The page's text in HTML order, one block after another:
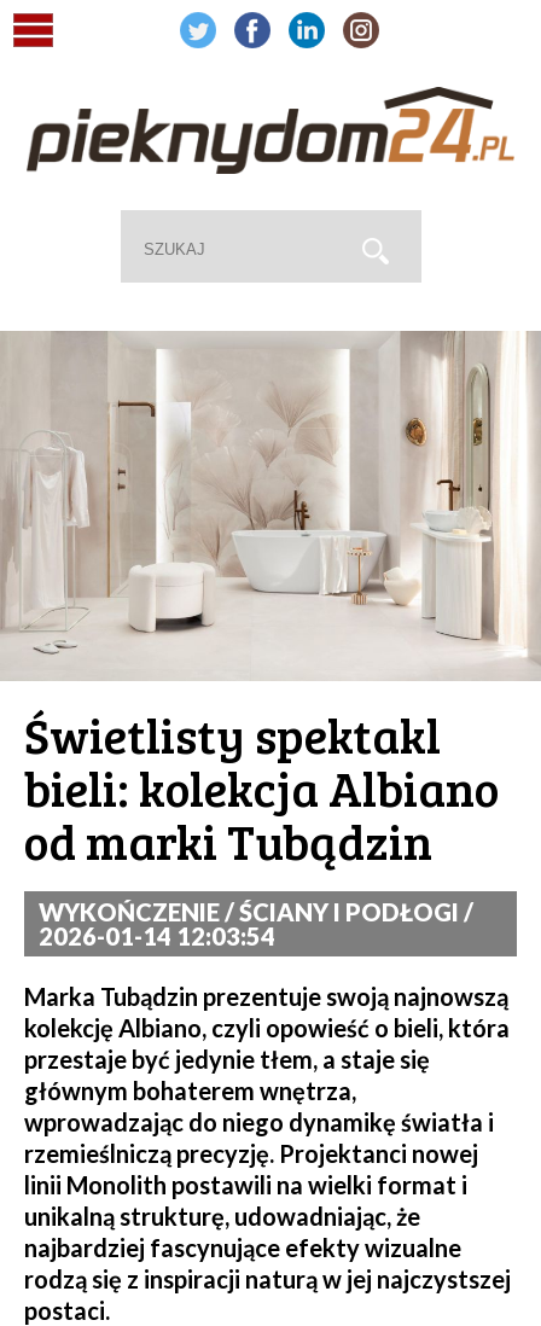
Świetlisty spektakl
bieli: kolekcja Albiano
od marki Tubądzin
WYKOŃCZENIE / ŚCIANY I PODŁOGI /
2026-01-14 12:03:54
Marka Tubądzin prezentuje swoją najnowszą
kolekcję Albiano, czyli opowieść o bieli, która
przestaje być jedynie tłem, a staje się
głównym bohaterem wnętrza,
wprowadzając do niego dynamikę światła i
rzemieślniczą precyzję. Projektanci nowej
linii Monolith postawili na wielki format i
unikalną strukturę, udowadniając, że
najbardziej fascynujące efekty wizualne
rodzą się z inspiracji naturą w jej najczystszej
postaci.